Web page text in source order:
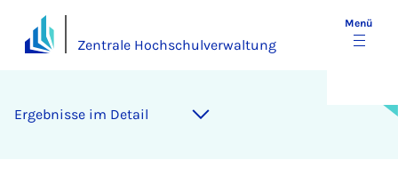
Zentrale Hochschulverwaltung
Menü
Er­geb­nis­se im De­tail